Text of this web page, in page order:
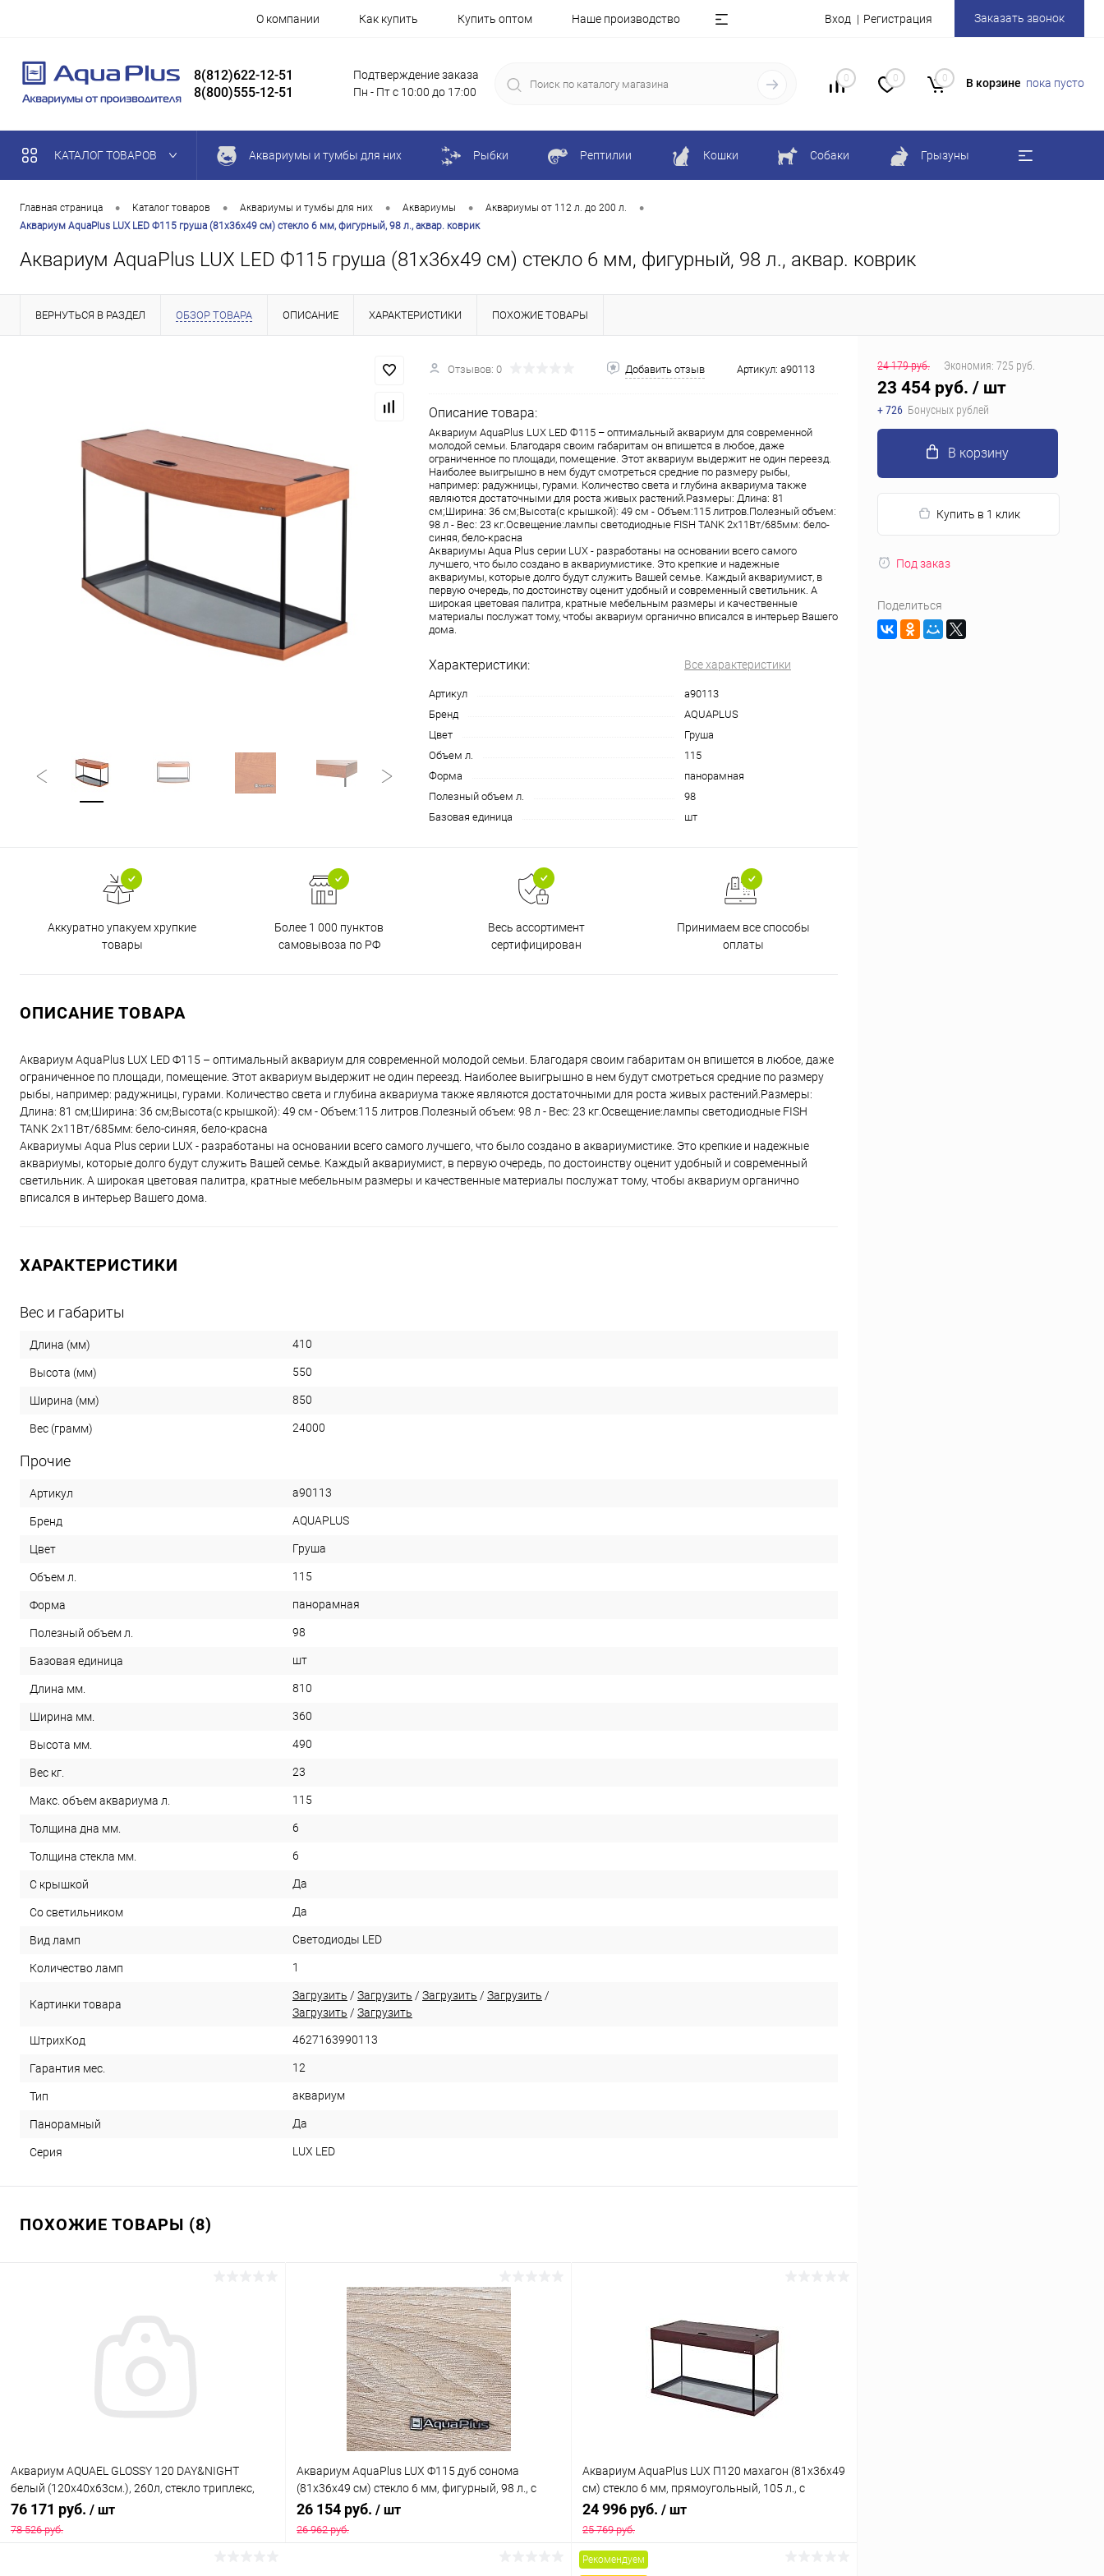
О компании Как купить Купить оптом Наше производство Вход Регистрация Заказать звонок
8(812)622-12-51
8(800)555-12-51
Подтверждение заказа
Пн - Пт с 10:00 до 17:00
0 0 0 В корзине пока пусто
КАТАЛОГ ТОВАРОВ Аквариумы и тумбы для них Рыбки Рептилии Кошки Собаки Грызуны
Главная страница • Каталог товаров • Аквариумы и тумбы для них • Аквариумы • Аквариумы от 112 л. до 200 л. •
Аквариум AquaPlus LUX LED Ф115 груша (81х36х49 см) стекло 6 мм, фигурный, 98 л., аквар. коврик
Аквариум AquaPlus LUX LED Ф115 груша (81х36х49 см) стекло 6 мм, фигурный, 98 л., аквар. коврик
ВЕРНУТЬСЯ В РАЗДЕЛ ОБЗОР ТОВАРА ОПИСАНИЕ ХАРАКТЕРИСТИКИ ПОХОЖИЕ ТОВАРЫ
Отзывов: 0 Добавить отзыв Артикул: a90113
Описание товара:
Аквариум AquaPlus LUX LED Ф115 – оптимальный аквариум для современной
молодой семьи. Благодаря своим габаритам он впишется в любое, даже
ограниченное по площади, помещение. Этот аквариум выдержит не один переезд.
Наиболее выигрышно в нем будут смотреться средние по размеру рыбы,
например: радужницы, гурами. Количество света и глубина аквариума также
являются достаточными для роста живых растений.Размеры: Длина: 81
см;Ширина: 36 см;Высота(с крышкой): 49 см - Объем:115 литров.Полезный объем:
98 л - Вес: 23 кг.Освещение:лампы светодиодные FISH TANK 2х11Вт/685мм: бело-
синяя, бело-красна
Аквариумы Aqua Plus серии LUX - разработаны на основании всего самого
лучшего, что было создано в аквариумистике. Это крепкие и надежные
аквариумы, которые долго будут служить Вашей семье. Каждый аквариумист, в
первую очередь, по достоинству оценит удобный и современный светильник. А
широкая цветовая палитра, кратные мебельным размеры и качественные
материалы послужат тому, чтобы аквариум органично вписался в интерьер Вашего
дома.
Характеристики: Все характеристики
Артикул
a90113
Бренд
AQUAPLUS
Цвет
Груша
Объем л.
115
Форма
панорамная
Полезный объем л.
98
Базовая единица
шт
Аккуратно упакуем хрупкие
товары
Более 1 000 пунктов
самовывоза по РФ
Весь ассортимент
сертифицирован
Принимаем все способы
оплаты
ОПИСАНИЕ ТОВАРА
Аквариум AquaPlus LUX LED Ф115 – оптимальный аквариум для современной молодой семьи. Благодаря своим габаритам он впишется в любое, даже
ограниченное по площади, помещение. Этот аквариум выдержит не один переезд. Наиболее выигрышно в нем будут смотреться средние по размеру
рыбы, например: радужницы, гурами. Количество света и глубина аквариума также являются достаточными для роста живых растений.Размеры:
Длина: 81 см;Ширина: 36 см;Высота(с крышкой): 49 см - Объем:115 литров.Полезный объем: 98 л - Вес: 23 кг.Освещение:лампы светодиодные FISH
TANK 2х11Вт/685мм: бело-синяя, бело-красна
Аквариумы Aqua Plus серии LUX - разработаны на основании всего самого лучшего, что было создано в аквариумистике. Это крепкие и надежные
аквариумы, которые долго будут служить Вашей семье. Каждый аквариумист, в первую очередь, по достоинству оценит удобный и современный
светильник. А широкая цветовая палитра, кратные мебельным размеры и качественные материалы послужат тому, чтобы аквариум органично
вписался в интерьер Вашего дома.
ХАРАКТЕРИСТИКИ
Вес и габариты
Длина (мм) 410
Высота (мм) 550
Ширина (мм) 850
Вес (грамм) 24000
Прочие
Артикул a90113
Бренд AQUAPLUS
Цвет Груша
Объем л. 115
Форма панорамная
Полезный объем л. 98
Базовая единица шт
Длина мм. 810
Ширина мм. 360
Высота мм. 490
Вес кг. 23
Макс. объем аквариума л. 115
Толщина дна мм. 6
Толщина стекла мм. 6
С крышкой Да
Со светильником Да
Вид ламп Светодиоды LED
Количество ламп 1
Картинки товара
Загрузить / Загрузить / Загрузить / Загрузить /
Загрузить / Загрузить
ШтрихКод 4627163990113
Гарантия мес. 12
Тип аквариум
Панорамный Да
Серия LUX LED
ПОХОЖИЕ ТОВАРЫ (8)
Аквариум AQUAEL GLOSSY 120 DAY&NIGHT
белый (120х40х63см.), 260л, стекло триплекс,
съемный светодиодный модуль LEDDY TUBE
17W SUNNY D&N 2.0 = 3 шт NEW (вместо 121501)
76 171 руб. / шт
78 526 руб.
Аквариум AquaPlus LUX Ф115 дуб сонома
(81х36х49 см) стекло 6 мм, фигурный, 98 л., с
лампами Т8 2х18Вт, аквар. коврик
26 154 руб. / шт
26 962 руб.
Аквариум AquaPlus LUX П120 махагон (81х36х49
см) стекло 6 мм, прямоугольный, 105 л., с
лампами Т8 2х18 Вт, аквар. коврик
24 996 руб. / шт
25 769 руб.
Рекомендуем
24 179 руб. Экономия: 725 руб.
23 454 руб. / шт
+ 726 Бонусных рублей
В корзину
Купить в 1 клик
Под заказ
Поделиться